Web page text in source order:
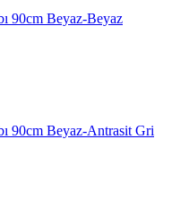
90cm Beyaz-Beyaz
90cm Beyaz-Antrasit Gri